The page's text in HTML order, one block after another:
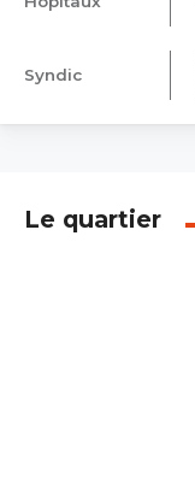
Syndic
Le quartier